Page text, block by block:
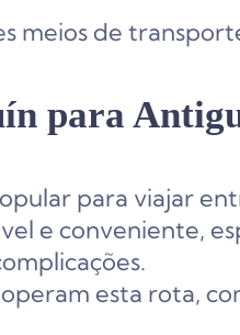
meios de
para
para viajar
e conveniente,
esta rota,